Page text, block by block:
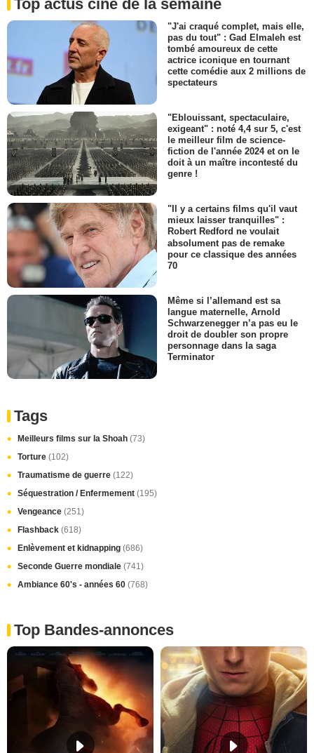
Top actus ciné de la semaine
"J'ai craqué complet, mais elle,
pas du tout" : Gad Elmaleh est
tombé amoureux de cette
actrice iconique en tournant
cette comédie aux 2 millions de
spectateurs
"Eblouissant, spectaculaire,
exigeant" : noté 4,4 sur 5, c'est
le meilleur film de science-
fiction de l'année 2024 et on le
doit à un maître incontesté du
genre !
"Il y a certains films qu'il vaut
mieux laisser tranquilles" :
Robert Redford ne voulait
absolument pas de remake
pour ce classique des années
70
Même si l’allemand est sa
langue maternelle, Arnold
Schwarzenegger n’a pas eu le
droit de doubler son propre
personnage dans la saga
Terminator
Tags
Meilleurs films sur la Shoah (73)
Torture (102)
Traumatisme de guerre (122)
Séquestration / Enfermement (195)
Vengeance (251)
Flashback (618)
Enlèvement et kidnapping (686)
Seconde Guerre mondiale (741)
Ambiance 60's - années 60 (768)
Top Bandes-annonces